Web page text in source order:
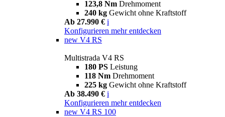
123,8 Nm Drehmoment
240 kg Gewicht ohne Kraftstoff
Ab 27.990 € i
Konfigurieren mehr entdecken
new V4 RS
Multistrada V4 RS
180 PS Leistung
118 Nm Drehmoment
225 kg Gewicht ohne Kraftstoff
Ab 38.490 € i
Konfigurieren mehr entdecken
new V4 RS 100